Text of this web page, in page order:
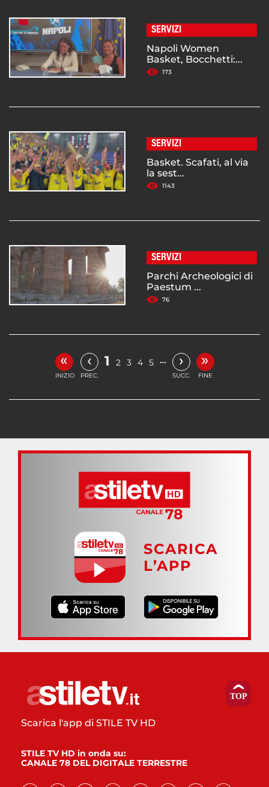
SERVIZI
Napoli Women
Basket, Bocchetti:...
173
SERVIZI
Basket. Scafati, al via
la sest...
1143
SERVIZI
Parchi Archeologici di
Paestum ...
76
«
INIZIO
‹
PREC.
1 2 3 4 5 … ›
SUCC.
»
FINE
SCARICA
L’APP
Scarica l'app di STILE TV HD
STILE TV HD in onda su:
CANALE 78 DEL DIGITALE TERRESTRE